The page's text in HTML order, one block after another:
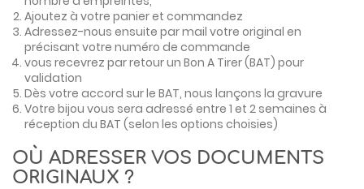
Ajoutez à votre panier et commandez
Adressez-nous ensuite par mail votre original en
précisant votre numéro de commande
vous recevrez par retour un Bon A Tirer (BAT) pour
validation
Dès votre accord sur le BAT, nous lançons la gravure
Votre bijou vous sera adressé entre 1 et 2 semaines à
réception du BAT (selon les options choisies)
OÙ ADRESSER VOS DOCUMENTS
ORIGINAUX ?